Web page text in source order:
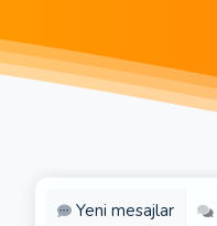
Yeni mesajlar